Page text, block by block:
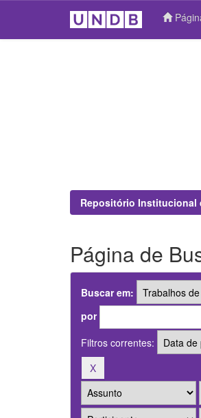
Repositório Institucional
Página de
Buscar em:
por
Filtros correntes: